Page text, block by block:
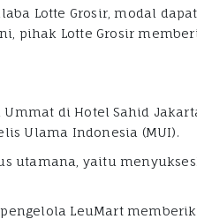
Lotte Grosir, modal
pihak Lotte Grosir
di Hotel Sahid
Ulama Indonesia (MUI).
utamana, yaitu
LeuMart